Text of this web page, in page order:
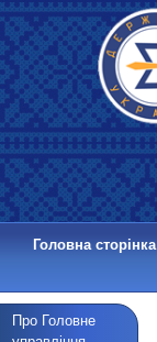
Головна сторінка
Про Головне